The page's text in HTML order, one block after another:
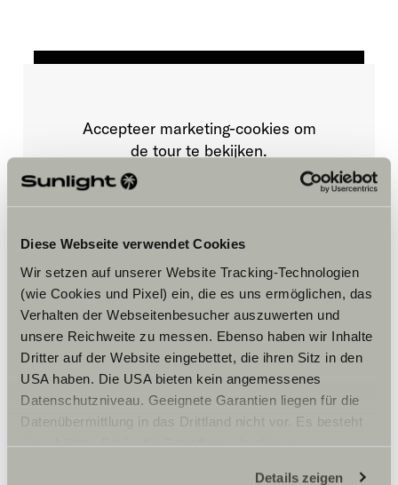
Diese Webseite verwendet Cookies
Wir setzen auf unserer Website Tracking-Technologien
(wie Cookies und Pixel) ein, die es uns ermöglichen, das
Verhalten der Webseitenbesucher auszuwerten und
unsere Reichweite zu messen. Ebenso haben wir Inhalte
Dritter auf der Website eingebettet, die ihren Sitz in den
USA haben. Die USA bieten kein angemessenes
Datenschutzniveau. Geeignete Garantien liegen für die
Datenübermittlung in das Drittland nicht vor. Es besteht
ein erhöhtes Risiko für Betroffene, da diesen
Details zeigen
Opening hours
Ajoneuvomyynti
09:00 -17:00
Accepteer marketing-cookies om
de tour te bekijken.